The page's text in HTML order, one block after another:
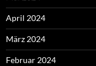
April 2024
März 2024
Februar 2024